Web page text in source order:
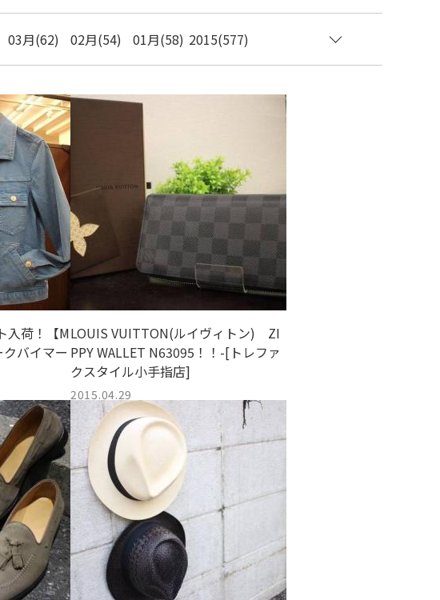
03月(62) 02月(54) 01月(58) 2015(577)
入荷！【M
バイマー
LOUIS VUITTON(ルイヴィトン) ZI
PPY WALLET N63095！！-[トレファ
クスタイル小手指店]
2015.04.29